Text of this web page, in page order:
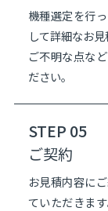
機種選定を行
して詳細なお見
ご不明な点な
ださい。
STEP 05
ご契約
お見積内容に
ていただきま